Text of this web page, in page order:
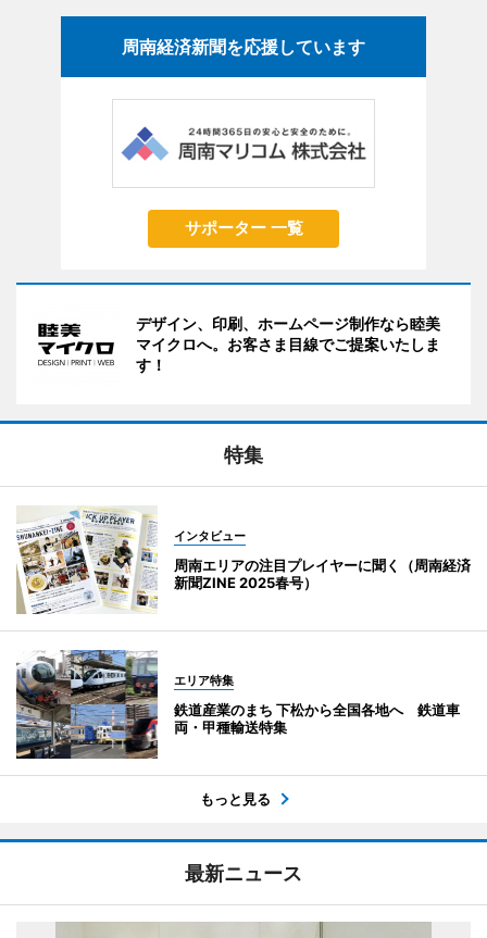
周南経済新聞を応援しています
サポーター 一覧
デザイン、印刷、ホームページ制作なら睦美
マイクロへ。お客さま目線でご提案いたしま
す！
特集
インタビュー
周南エリアの注目プレイヤーに聞く（周南経済
新聞ZINE 2025春号）
エリア特集
鉄道産業のまち 下松から全国各地へ 鉄道車
両・甲種輸送特集
もっと見る
最新ニュース